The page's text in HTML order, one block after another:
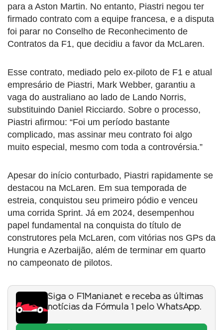
para a Aston Martin. No entanto, Piastri negou ter
firmado contrato com a equipe francesa, e a disputa
foi parar no Conselho de Reconhecimento de
Contratos da F1, que decidiu a favor da McLaren.
Esse contrato, mediado pelo ex-piloto de F1 e atual
empresário de Piastri, Mark Webber, garantiu a
vaga do australiano ao lado de Lando Norris,
substituindo Daniel Ricciardo. Sobre o processo,
Piastri afirmou: “Foi um período bastante
complicado, mas assinar meu contrato foi algo
muito especial, mesmo com toda a controvérsia.”
Apesar do início conturbado, Piastri rapidamente se
destacou na McLaren. Em sua temporada de
estreia, conquistou seu primeiro pódio e venceu
uma corrida Sprint. Já em 2024, desempenhou
papel fundamental na conquista do título de
construtores pela McLaren, com vitórias nos GPs da
Hungria e Azerbaijão, além de terminar em quarto
no campeonato de pilotos.
Siga o F1Mania.net e receba as últimas
notícias da Fórmula 1 pelo WhatsApp.